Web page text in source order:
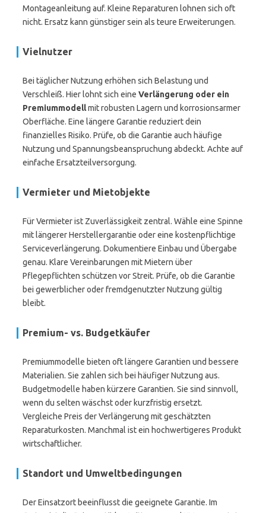
Montageanleitung auf. Kleine Reparaturen lohnen sich oft
nicht. Ersatz kann günstiger sein als teure Erweiterungen.
Vielnutzer
Bei täglicher Nutzung erhöhen sich Belastung und
Verschleiß. Hier lohnt sich eine Verlängerung oder ein
Premiummodellmit robusten Lagern und korrosionsarmer
Oberfläche. Eine längere Garantie reduziert dein
finanzielles Risiko. Prüfe, ob die Garantie auch häufige
Nutzung und Spannungsbeanspruchung abdeckt. Achte auf
einfache Ersatzteilversorgung.
Vermieter und Mietobjekte
Für Vermieter ist Zuverlässigkeit zentral. Wähle eine Spinne
mit längerer Herstellergarantie oder eine kostenpflichtige
Serviceverlängerung. Dokumentiere Einbau und Übergabe
genau. Klare Vereinbarungen mit Mietern über
Pflegepflichten schützen vor Streit. Prüfe, ob die Garantie
bei gewerblicher oder fremdgenutzter Nutzung gültig
bleibt.
Premium- vs. Budgetkäufer
Premiummodelle bieten oft längere Garantien und bessere
Materialien. Sie zahlen sich bei häufiger Nutzung aus.
Budgetmodelle haben kürzere Garantien. Sie sind sinnvoll,
wenn du selten wäschst oder kurzfristig ersetzt.
Vergleiche Preis der Verlängerung mit geschätzten
Reparaturkosten. Manchmal ist ein hochwertigeres Produkt
wirtschaftlicher.
Standort und Umweltbedingungen
Der Einsatzort beeinflusst die geeignete Garantie. Im